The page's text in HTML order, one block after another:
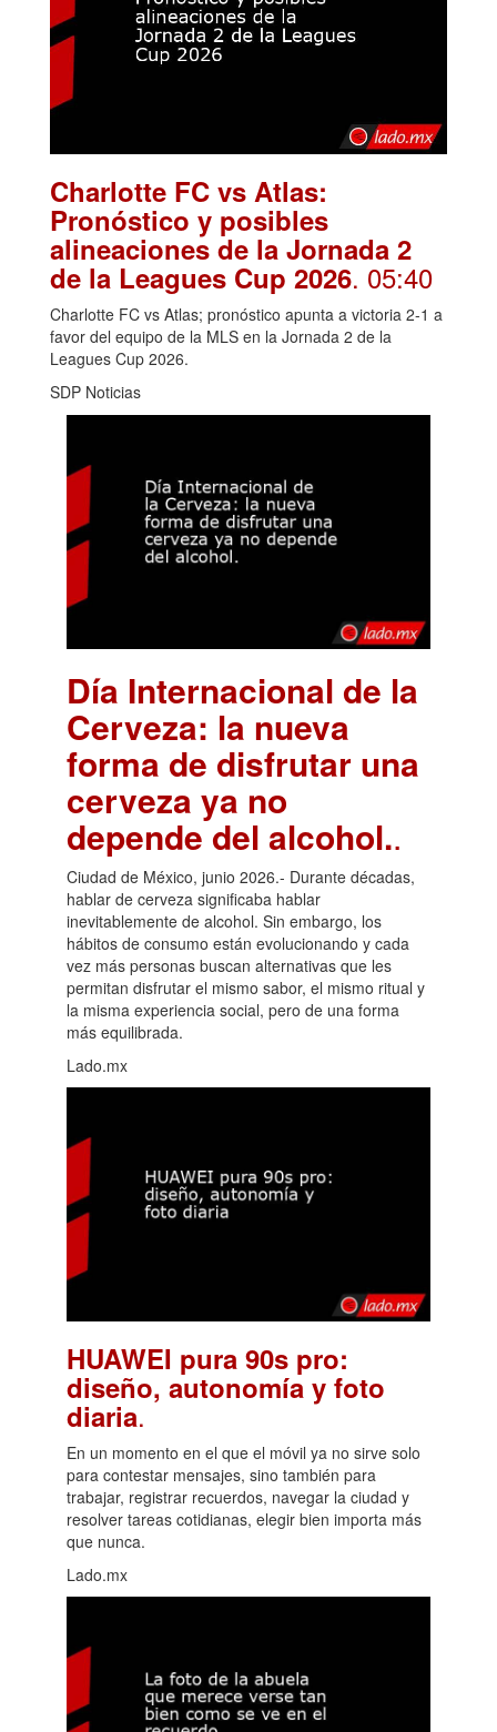
Charlotte FC vs Atlas:
Pronóstico y posibles
alineaciones de la Jornada 2
de la Leagues Cup 2026. 05:40
Charlotte FC vs Atlas; pronóstico apunta a victoria 2-1 a
favor del equipo de la MLS en la Jornada 2 de la
Leagues Cup 2026.
SDP Noticias
Día Internacional de la
Cerveza: la nueva
forma de disfrutar una
cerveza ya no
depende del alcohol..
Ciudad de México, junio 2026.- Durante décadas,
hablar de cerveza significaba hablar
inevitablemente de alcohol. Sin embargo, los
hábitos de consumo están evolucionando y cada
vez más personas buscan alternativas que les
permitan disfrutar el mismo sabor, el mismo ritual y
la misma experiencia social, pero de una forma
más equilibrada.
Lado.mx
HUAWEI pura 90s pro:
diseño, autonomía y foto
diaria.
En un momento en el que el móvil ya no sirve solo
para contestar mensajes, sino también para
trabajar, registrar recuerdos, navegar la ciudad y
resolver tareas cotidianas, elegir bien importa más
que nunca.
Lado.mx